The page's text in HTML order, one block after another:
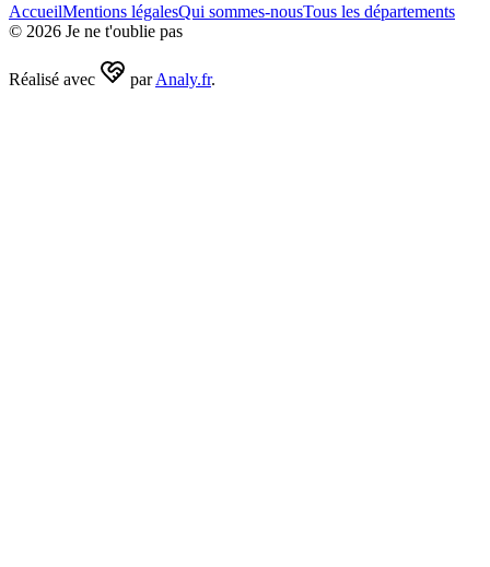
AccueilMentions légalesQui sommes-nousTous les départements
© 2026 Je ne t'oublie pas
Réalisé avec par Analy.fr.